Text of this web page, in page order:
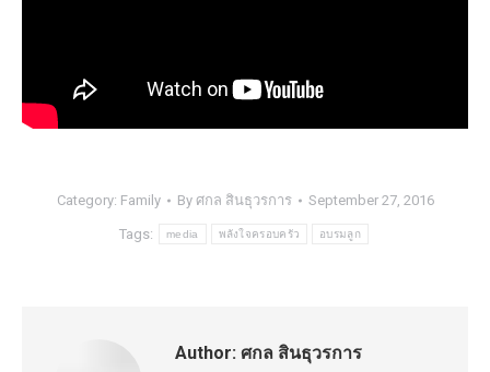
Category: Family By ศกล สินธุวรการ September 27, 2016
Tags: media พลังใจครอบครัว อบรมลูก
Author: ศกล สินธุวรการ